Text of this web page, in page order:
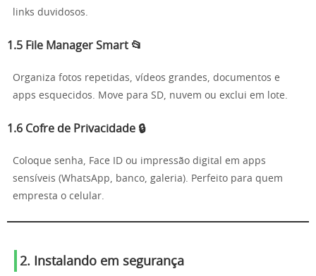
links duvidosos.
1.5 File Manager Smart 📂
Organiza fotos repetidas, vídeos grandes, documentos e
apps esquecidos. Move para SD, nuvem ou exclui em lote.
1.6 Cofre de Privacidade 🔒
Coloque senha, Face ID ou impressão digital em apps
sensíveis (WhatsApp, banco, galeria). Perfeito para quem
empresta o celular.
2. Instalando em segurança